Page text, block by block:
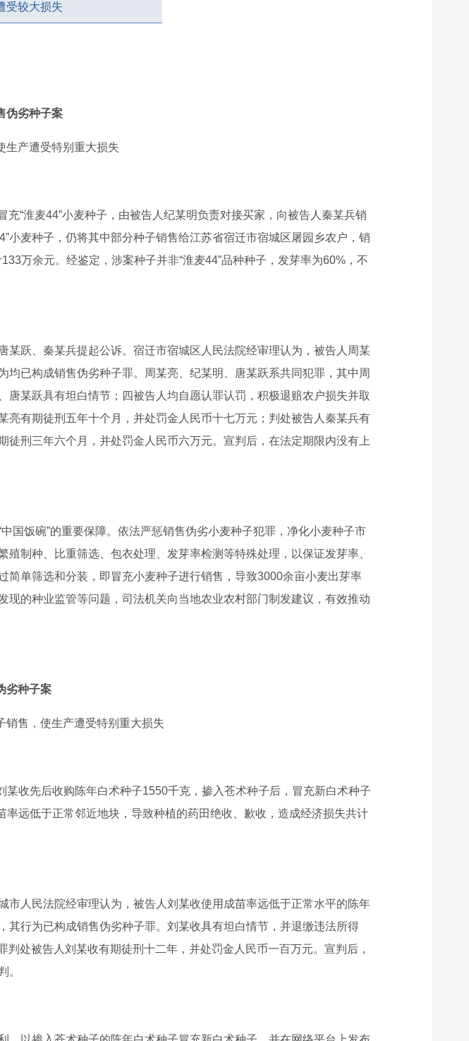
受较大损失
伪劣种子案
产遭受特别重大损失
“淮麦44”小麦种子，由被告人纪某明负责对接买家，向被告人秦某兵销
小麦种子，仍将其中部分种子销售给江苏省宿迁市宿城区屠园乡农户，销
万余元。经鉴定，涉案种子并非“淮麦44”品种种子，发芽率为60%，不
跃、秦某兵提起公诉。宿迁市宿城区人民法院经审理认为，被告人周某
已构成销售伪劣种子罪。周某亮、纪某明、唐某跃系共同犯罪，其中周
某跃具有坦白情节；四被告人均自愿认罪认罚，积极退赔农户损失并取
有期徒刑五年十个月，并处罚金人民币十七万元；判处被告人秦某兵有
刑三年六个月，并处罚金人民币六万元。宣判后，在法定期限内没有上
国饭碗”的重要保障。依法严惩销售伪劣小麦种子犯罪，净化小麦种子市
制种、比重筛选、包衣处理、发芽率检测等特殊处理，以保证发芽率、
单筛选和分装，即冒充小麦种子进行销售，导致3000余亩小麦出芽率
的种业监管等问题，司法机关向当地农业农村部门制发建议，有效推动
劣种子案
售，使生产遭受特别重大损失
收先后收购陈年白术种子1550千克，掺入苍术种子后，冒充新白术种子
远低于正常邻近地块，导致种植的药田绝收、歉收，造成经济损失共计
人民法院经审理认为，被告人刘某收使用成苗率远低于正常水平的陈年
行为已构成销售伪劣种子罪。刘某收具有坦白情节，并退缴违法所得
处被告人刘某收有期徒刑十二年，并处罚金人民币一百万元。宣判后，
。